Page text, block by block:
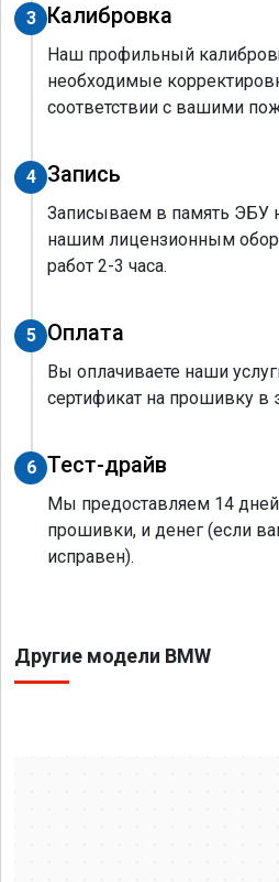
3 Калибровка
Наш профильный
необходимые
соответствии с вашими
4 Запись
Записываем в память ЭБУ
нашим лицензионным
работ 2-3 часа.
5 Оплата
Вы оплачиваете наши
сертификат на прошивку в
6 Тест-драйв
Мы предоставляем 14
прошивки, и денег (если
исправен).
Другие модели BMW